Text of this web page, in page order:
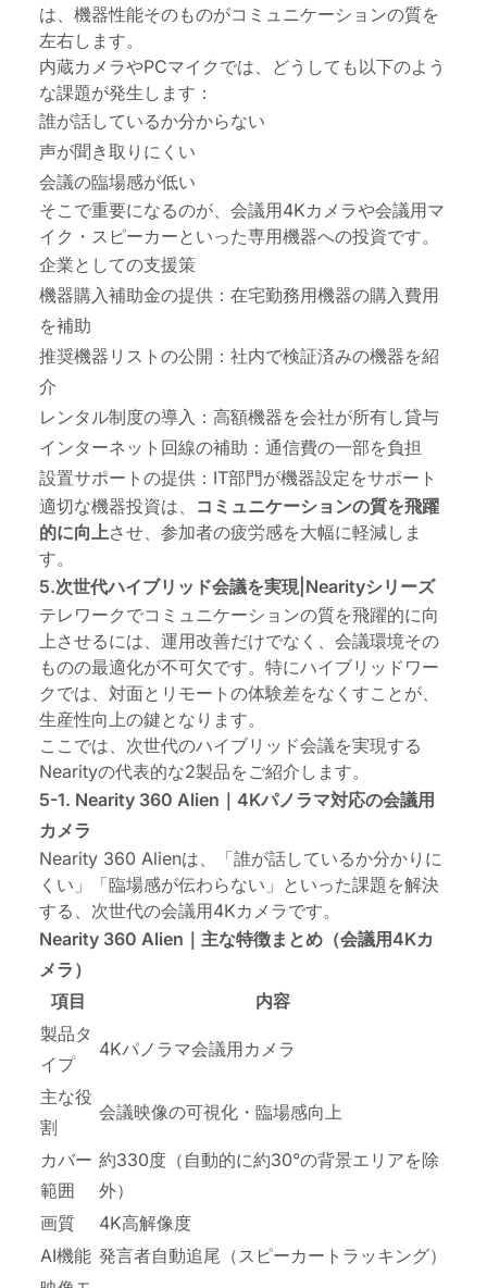
は、機器性能そのものがコミュニケーションの質を
左右します。
内蔵カメラやPCマイクでは、どうしても以下のよう
な課題が発生します：
誰が話しているか分からない
声が聞き取りにくい
会議の臨場感が低い
そこで重要になるのが、 会議用4Kカメラや会議用マ
イク・スピーカーといった専用機器への投資です。
企業としての支援策
機器購入補助金の提供：在宅勤務用機器の購入費用
を補助
推奨機器リストの公開：社内で検証済みの機器を紹
介
レンタル制度の導入：高額機器を会社が所有し貸与
インターネット回線の補助：通信費の一部を負担
設置サポートの提供：IT部門が機器設定をサポート
適切な機器投資は、 コミュニケーションの質を飛躍
的に向上させ、参加者の疲労感を大幅に軽減しま
す。
5.次世代ハイブリッド会議を実現|Nearityシリーズ
テレワークでコミュニケーションの質を飛躍的に向
上させるには、運用改善だけでなく、会議環境その
ものの最適化が不可欠です。特にハイブリッドワー
クでは、対面とリモートの体験差をなくすことが、
生産性向上の鍵となります。
ここでは、次世代のハイブリッド会議を実現する
Nearityの代表的な2製品をご紹介します。
5-1. Nearity 360 Alien｜4Kパノラマ対応の会議用
カメラ
Nearity 360 Alienは、「誰が話しているか分かりに
くい」「臨場感が伝わらない」といった課題を解決
する、次世代の会議用4Kカメラです。
Nearity 360 Alien｜主な特徴まとめ（会議用4Kカ
メラ）
項目
内容
製品タ
イプ
4Kパノラマ会議用カメラ
主な役
割
会議映像の可視化・臨場感向上
カバー
範囲
約330度（自動的に約30°の背景エリアを除
外）
画質
4K高解像度
AI機能 発言者自動追尾（スピーカートラッキング）